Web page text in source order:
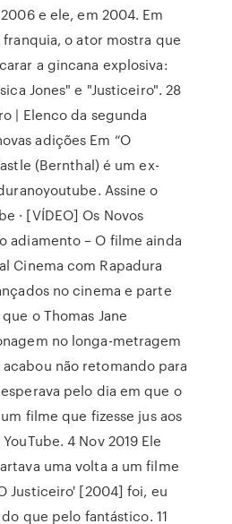
e ele, em 2004. Em
o ator mostra que
a gincana explosiva:
Jones" e "Justiceiro". 28
| Elenco da segunda
adições Em “O
(Bernthal) é um ex-
Assine o
· [VÍDEO] Os Novos
adiamento – O filme ainda
Cinema com Rapadura
no cinema e parte
o Thomas Jane
no longa-metragem
não retomando para
pelo dia em que o
filme que fizesse jus aos
4 Nov 2019 Ele
uma volta a um filme
Justiceiro' [2004] foi, eu
que pelo fantástico. 11